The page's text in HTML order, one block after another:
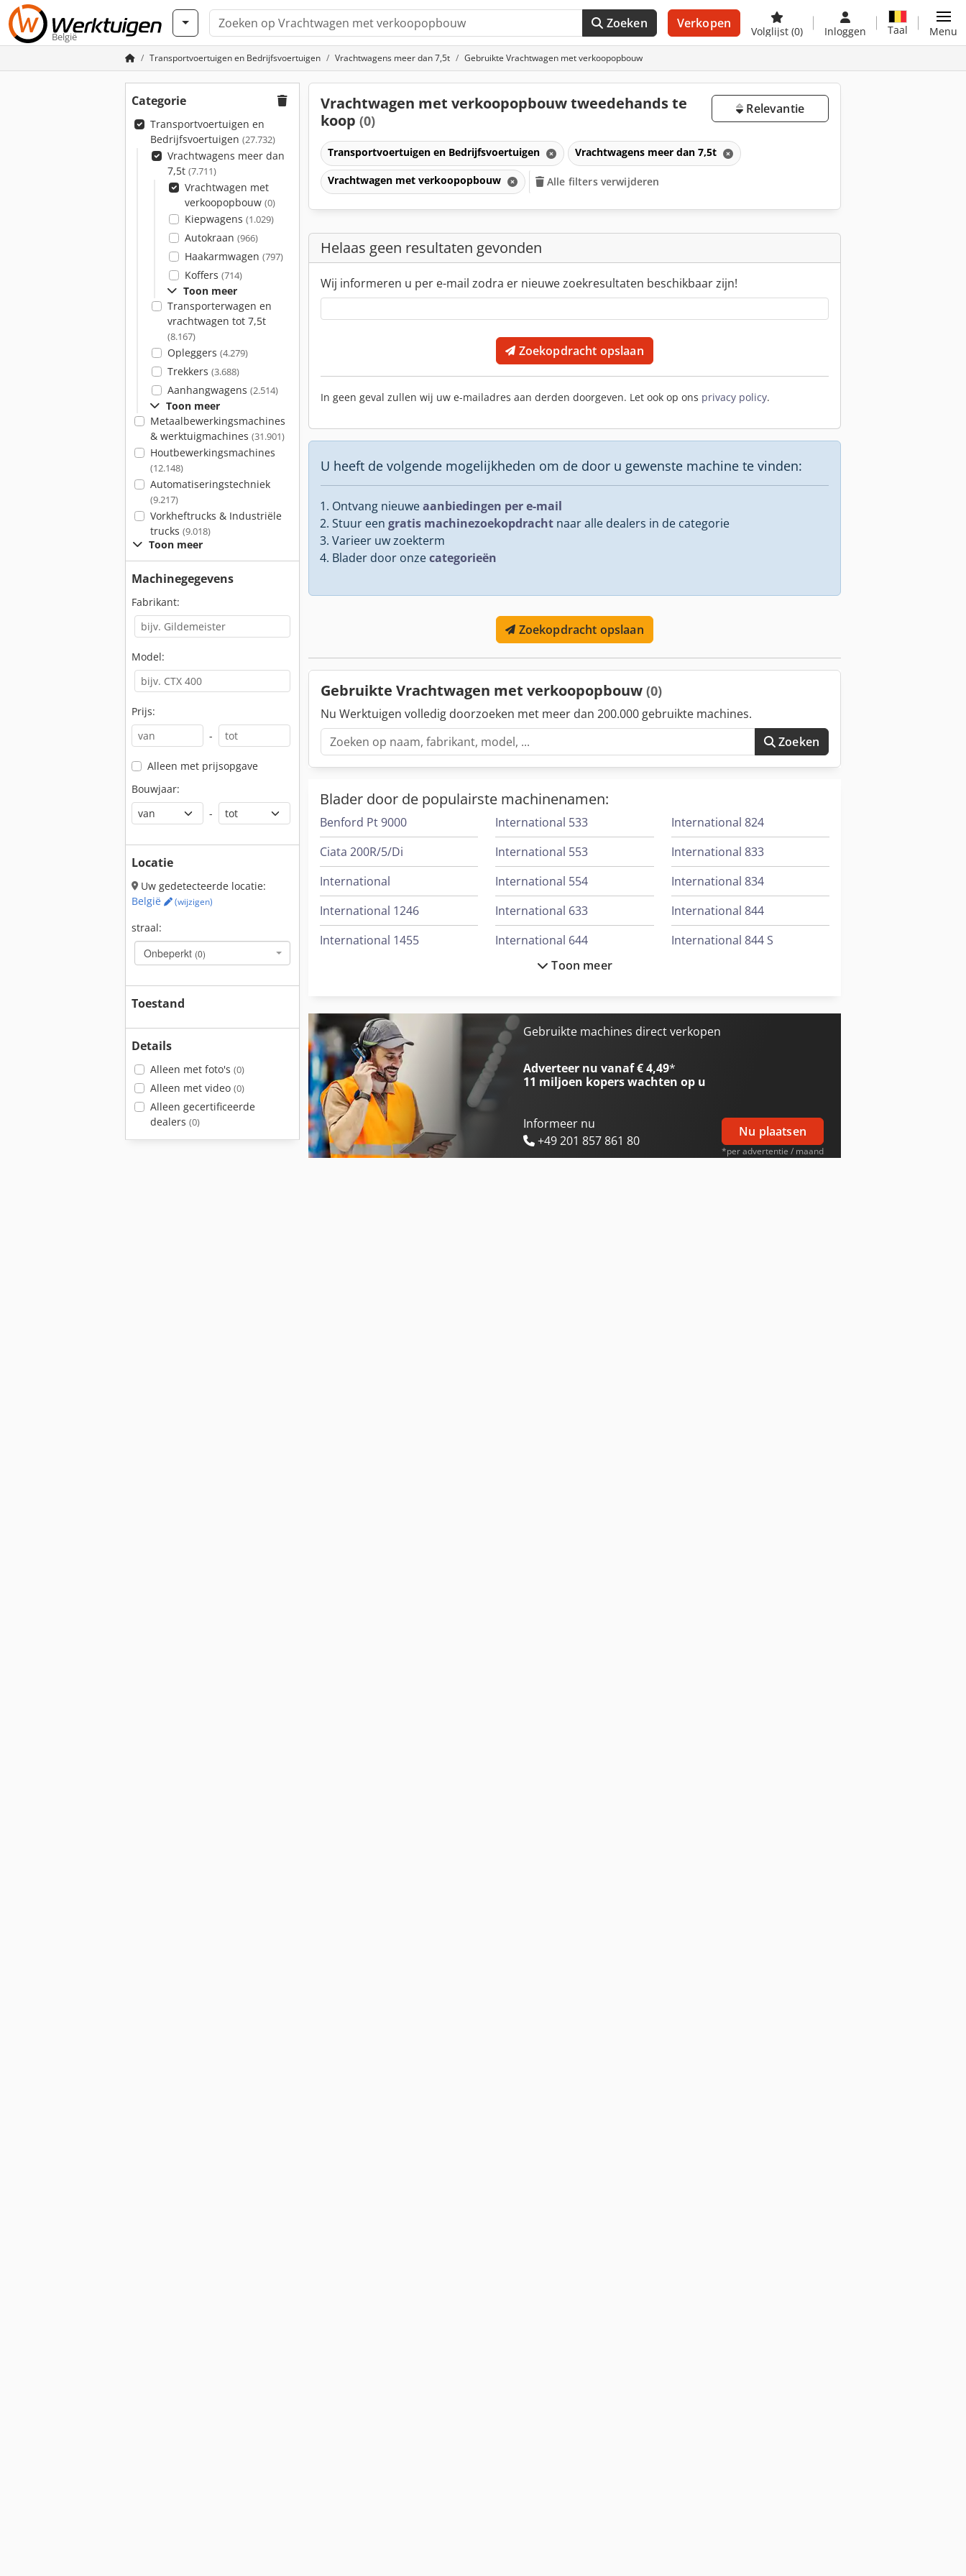
België
Zoeken Verkopen
Volglijst (0) Inloggen Taal Menu
Transportvoertuigen en Bedrijfsvoertuigen Vrachtwagens meer dan 7,5t Gebruikte Vrachtwagen met verkoopopbouw
Categorie
Transportvoertuigen en
Bedrijfsvoertuigen (27.732)
Vrachtwagens meer dan
7,5t (7.711)
Vrachtwagen met
verkoopopbouw (0)
Kiepwagens (1.029)
Autokraan (966)
Haakarmwagen (797)
Koffers (714)
Toon meer
Transporterwagen en
vrachtwagen tot 7,5t
(8.167)
Opleggers (4.279)
Trekkers (3.688)
Aanhangwagens (2.514)
Toon meer
Metaalbewerkingsmachines
& werktuigmachines (31.901)
Houtbewerkingsmachines
(12.148)
Automatiseringstechniek
(9.217)
Vorkheftrucks & Industriële
trucks (9.018)
Toon meer
Machinegegevens
Fabrikant:
Model:
Prijs:
-
Alleen met prijsopgave
Bouwjaar:
-
Locatie
Uw gedetecteerde locatie:
België
(wijzigen)
straal:
Onbeperkt (0)
Toestand
Details
Alleen met foto's (0)
Alleen met video (0)
Alleen gecertificeerde
dealers (0)
Vrachtwagen met verkoopopbouw tweedehands te
koop (0)
Relevantie
Transportvoertuigen en Bedrijfsvoertuigen Vrachtwagens meer dan 7,5t
Vrachtwagen met verkoopopbouw Alle filters verwijderen
Helaas geen resultaten gevonden
Wij informeren u per e-mail zodra er nieuwe zoekresultaten beschikbaar zijn!
Zoekopdracht opslaan
In geen geval zullen wij uw e-mailadres aan derden doorgeven. Let ook op ons privacy policy.
U heeft de volgende mogelijkheden om de door u gewenste machine te vinden:
Ontvang nieuweaanbiedingen per e-mail
Stuur een gratis machinezoekopdracht naar alle dealers in de categorie
Varieer uw zoekterm
Blader door onzecategorieën
Zoekopdracht opslaan
Gebruikte Vrachtwagen met verkoopopbouw (0)
Nu Werktuigen volledig doorzoeken met meer dan 200.000 gebruikte machines.
Zoeken
Blader door de populairste machinenamen:
Benford Pt 9000
Ciata 200R/5/Di
International
International 1246
International 1455
International 433
International 453
International 533
International 553
International 554
International 633
International 644
International 654
International 733
International 743
International 824
International 833
International 834
International 844
International 844 S
Toon meer
Gebruikte machines direct verkopen
Adverteer nu vanaf € 4,49*
11 miljoen koperswachten op u
Informeer nu
+49 201 857 861 80
Nu plaatsen
*per advertentie / maand